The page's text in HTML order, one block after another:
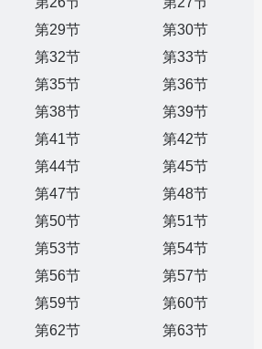
第29节
第30节
第32节
第33节
第35节
第36节
第38节
第39节
第41节
第42节
第44节
第45节
第47节
第48节
第50节
第51节
第53节
第54节
第56节
第57节
第59节
第60节
第62节
第63节